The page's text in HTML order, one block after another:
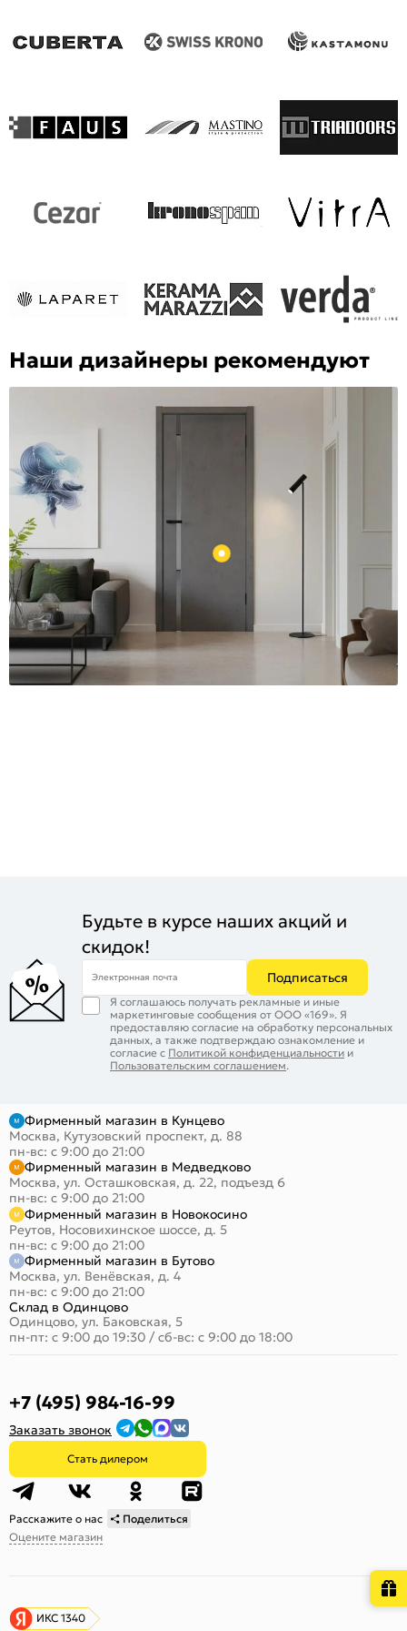
Наши дизайнеры рекомендуют
Будьте в курсе наших акций и
скидок!
Электронная почта Подписаться
Я соглашаюсь получать рекламные и иные
маркетинговые сообщения от ООО «169». Я
предоставляю согласие на обработку персональных
данных, а также подтверждаю ознакомление и
согласие с Политикой конфиденциальности и
Пользовательским соглашением.
Фирменный магазин в Кунцево
Москва, Кутузовский проспект, д. 88
пн-вс: с 9:00 до 21:00
Фирменный магазин в Медведково
Москва, ул. Осташковская, д. 22, подъезд 6
пн-вс: с 9:00 до 21:00
Фирменный магазин в Новокосино
Реутов, Носовихинское шоссе, д. 5
пн-вс: с 9:00 до 21:00
Фирменный магазин в Бутово
Москва, ул. Венёвская, д. 4
пн-вс: с 9:00 до 21:00
Склад в Одинцово
Одинцово, ул. Баковская, 5
пн-пт: с 9:00 до 19:30 / сб-вс: с 9:00 до 18:00
+7 (495) 984-16-99
Заказать звонок
Стать дилером
Расскажите о нас
Поделиться
Оцените магазин
ИКС 1340